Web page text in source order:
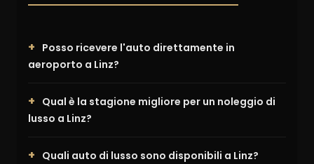
Posso ricevere l'auto direttamente in
aeroporto a Linz?
Qual è la stagione migliore per un noleggio di
lusso a Linz?
Quali auto di lusso sono disponibili a Linz?